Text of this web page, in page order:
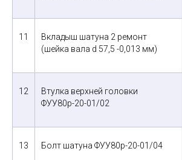
11
Вкладыш шатуна 2 ремонт
(шейка вала d 57,5 -0,013 мм)
12
Втулка верхней головки
ФУУ80р-20-01/02
13
Болт шатуна ФУУ80р-20-01/04